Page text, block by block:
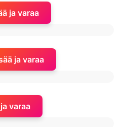
ja varaa
ja varaa
varaa